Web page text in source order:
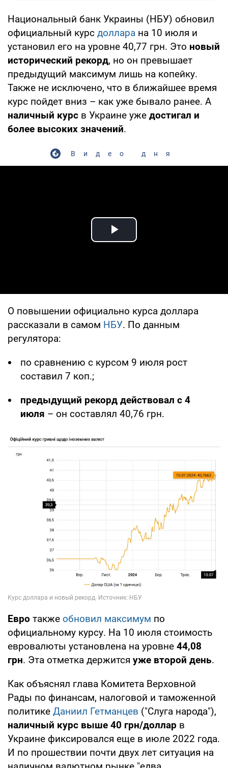
Национальный банк Украины (НБУ) обновил
официальный курс доллара на 10 июля и
установил его на уровне 40,77 грн. Это новый
исторический рекорд, но он превышает
предыдущий максимум лишь на копейку.
Также не исключено, что в ближайшее время
курс пойдет вниз – как уже бывало ранее. А
наличный курс в Украине уже достигал и
более высоких значений.
Видео дня
Play Video
О повышении официально курса доллара
рассказали в самом НБУ. По данным
регулятора:
по сравнению с курсом 9 июля рост
составил 7 коп.;
предыдущий рекорд действовал с 4
июля – он составлял 40,76 грн.
Евро также обновил максимум по
официальному курсу. На 10 июля стоимость
евровалюты установлена на уровне 44,08
грн. Эта отметка держится уже второй день.
Как объяснял глава Комитета Верховной
Рады по финансам, налоговой и таможенной
политике Даниил Гетманцев ("Слуга народа"),
наличный курс выше 40 грн/доллар в
Украине фиксировался еще в июле 2022 года.
И по прошествии почти двух лет ситуация на